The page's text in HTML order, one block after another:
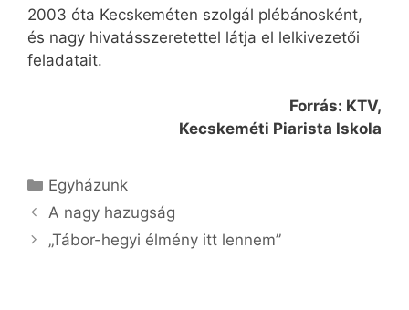
2003 óta Kecskeméten szolgál plébánosként,
és nagy hivatásszeretettel látja el lelkivezetői
feladatait.
Forrás: KTV,
Kecskeméti Piarista Iskola
Kategória
Egyházunk
A nagy hazugság
„Tábor-hegyi élmény itt lennem”